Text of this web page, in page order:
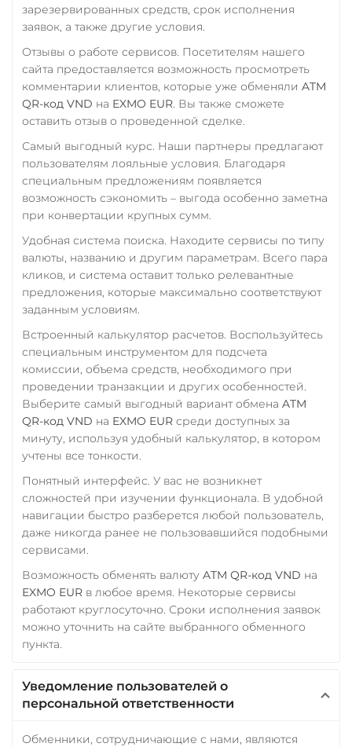
зарезервированных средств, срок исполнения
заявок, а также другие условия.
Отзывы о работе сервисов. Посетителям нашего
сайта предоставляется возможность просмотреть
комментарии клиентов, которые уже обменяли ATM
QR-код VND на EXMO EUR. Вы также сможете
оставить отзыв о проведенной сделке.
Самый выгодный курс. Наши партнеры предлагают
пользователям лояльные условия. Благодаря
специальным предложениям появляется
возможность сэкономить – выгода особенно заметна
при конвертации крупных сумм.
Удобная система поиска. Находите сервисы по типу
валюты, названию и другим параметрам. Всего пара
кликов, и система оставит только релевантные
предложения, которые максимально соответствуют
заданным условиям.
Встроенный калькулятор расчетов. Воспользуйтесь
специальным инструментом для подсчета
комиссии, объема средств, необходимого при
проведении транзакции и других особенностей.
Выберите самый выгодный вариант обмена ATM
QR-код VND на EXMO EUR среди доступных за
минуту, используя удобный калькулятор, в котором
учтены все тонкости.
Понятный интерфейс. У вас не возникнет
сложностей при изучении функционала. В удобной
навигации быстро разберется любой пользователь,
даже никогда ранее не пользовавшийся подобными
сервисами.
Возможность обменять валюту ATM QR-код VND на
EXMO EUR в любое время. Некоторые сервисы
работают круглосуточно. Сроки исполнения заявок
можно уточнить на сайте выбранного обменного
пункта.
Уведомление пользователей о
персональной ответственности
Обменники, сотрудничающие с нами, являются